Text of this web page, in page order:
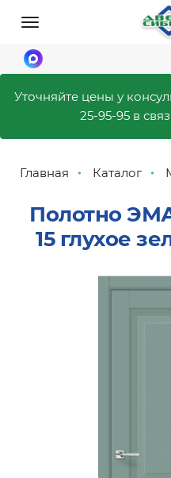
Уточняйте цены у
25-95-95 в
Главная Каталог
Полотно
15 глухое